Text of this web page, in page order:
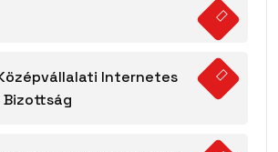
Internetes